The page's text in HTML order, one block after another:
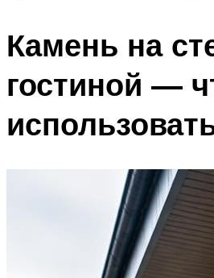
Камень на
гостиной —